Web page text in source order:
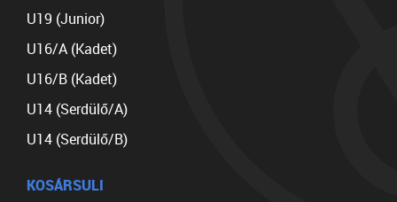
U19 (Junior)
U16/A (Kadet)
U16/B (Kadet)
U14 (Serdülő/A)
U14 (Serdülő/B)
KOSÁRSULI